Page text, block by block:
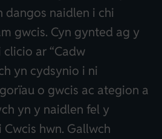
dangos naidlen i chi
gwcis. Cyn gynted ag y
ar “Cadw
yn cydsynio i ni
o gwcis ac ategion a
yn y naidlen fel y
hwn. Gallwch